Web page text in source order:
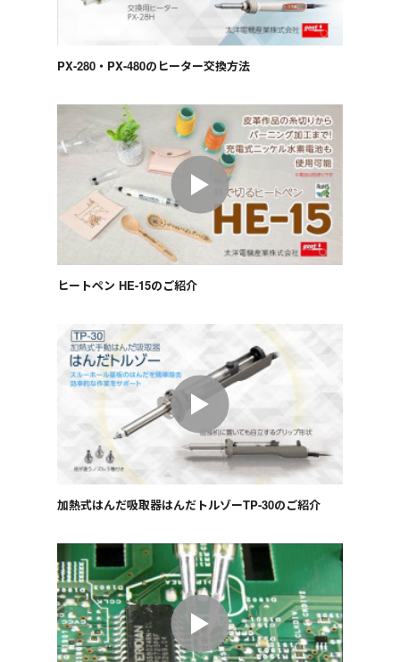
PX-280・PX-480のヒーター交換方法
ヒートペン HE-15のご紹介
加熱式はんだ吸取器はんだトルゾーTP-30のご紹介